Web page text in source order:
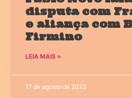
disputa com
e aliança com
Firmino
LEIA MAIS »
17 de agosto de 2023